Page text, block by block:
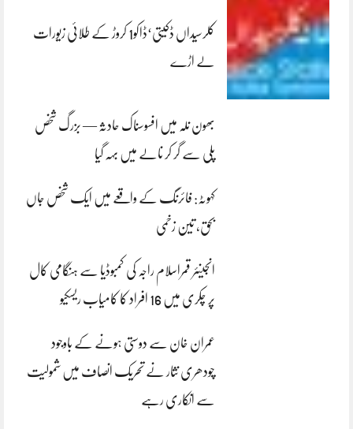
کلرسیداں ڈکیتی‘ڈاکو1 کروڑ کے طلائی زیورات
لے اڑے
بھون نلہ میں افسوسناک حادثہ — بزرگ شخص
پلی سے گر کر نالے میں بہہ گیا
کہوٹہ: فائرنگ کے واقعے میں ایک شخص جاں
بحق، تین زخمی
انجینئر قمراسلام راجہ کی کمبوڈیا سے ہنگامی کال
پر چکری میں 16 افراد کا کامیاب ریسکیو
عمران خان سے دوستی ہونے کے باوجود
چودھری نثار نے تحریک انصاف میں شمولیت
سے انکاری رہے